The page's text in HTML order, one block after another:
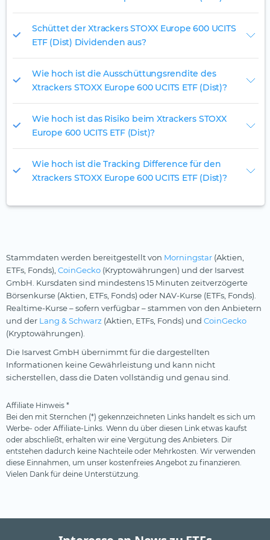
Schüttet der Xtrackers STOXX Europe 600 UCITS
ETF (Dist) Dividenden aus?
Wie hoch ist die Ausschüttungsrendite des
Xtrackers STOXX Europe 600 UCITS ETF (Dist)?
Wie hoch ist das Risiko beim Xtrackers STOXX
Europe 600 UCITS ETF (Dist)?
Wie hoch ist die Tracking Difference für den
Xtrackers STOXX Europe 600 UCITS ETF (Dist)?
Stammdaten werden bereitgestellt von Morningstar (Aktien,
ETFs, Fonds), CoinGecko (Kryptowährungen) und der Isarvest
GmbH. Kursdaten sind mindestens 15 Minuten zeitverzögerte
Börsenkurse (Aktien, ETFs, Fonds) oder NAV-Kurse (ETFs, Fonds).
Realtime-Kurse – sofern verfügbar – stammen von den Anbietern
und der Lang & Schwarz (Aktien, ETFs, Fonds) und CoinGecko
(Kryptowährungen).
Die Isarvest GmbH übernimmt für die dargestellten
Informationen keine Gewährleistung und kann nicht
sicherstellen, dass die Daten vollständig und genau sind.
Affiliate Hinweis *
Bei den mit Sternchen (*) gekennzeichneten Links handelt es sich um
Werbe- oder Affiliate-Links. Wenn du über diesen Link etwas kaufst
oder abschließt, erhalten wir eine Vergütung des Anbieters. Dir
entstehen dadurch keine Nachteile oder Mehrkosten. Wir verwenden
diese Einnahmen, um unser kostenfreies Angebot zu finanzieren.
Vielen Dank für deine Unterstützung.